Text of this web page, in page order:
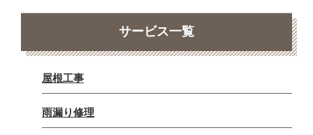
サービス一覧
屋根工事
雨漏り修理